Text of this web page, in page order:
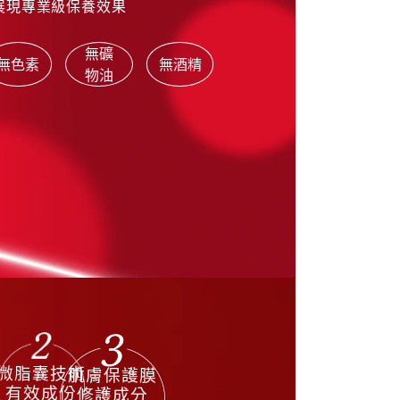
現專業級保養效果
色素
無礦
物油
無酒精
脂囊技術
有效成份
肌膚保護膜
修護成分